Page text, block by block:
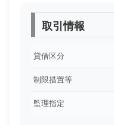
取引情報
貸借区分
制限措置等
監理指定